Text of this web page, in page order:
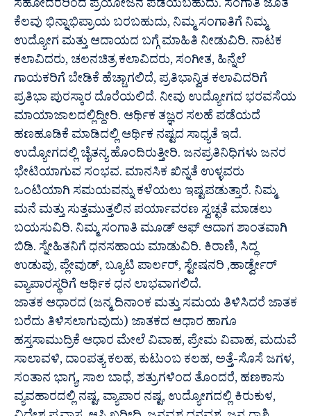
ಸಹೋದರರಿಂದ ಪ್ರಯೋಜನ ಪಡೆಯಬಹುದು. ಸಂಗಾತಿ ಜೊತೆ
ಕೆಲವು ಭಿನ್ನಾಭಿಪ್ರಾಯ ಬರಬಹುದು, ನಿಮ್ಮ ಸಂಗಾತಿಗೆ ನಿಮ್ಮ
ಉದ್ಯೋಗ ಮತ್ತು ಆದಾಯದ ಬಗ್ಗೆ ಮಾಹಿತಿ ನೀಡುವಿರಿ. ನಾಟಕ
ಕಲಾವಿದರು, ಚಲನಚಿತ್ರ ಕಲಾವಿದರು, ಸಂಗೀತ, ಹಿನ್ನೆಲೆ
ಗಾಯಕರಿಗೆ ಬೇಡಿಕೆ ಹೆಚ್ಚಾಗಲಿದೆ, ಪ್ರತಿಭಾನ್ವಿತ ಕಲಾವಿದರಿಗೆ
ಪ್ರತಿಭಾ ಪುರಸ್ಕಾರ ದೊರೆಯಲಿದೆ. ನೀವು ಉದ್ಯೋಗದ ಭರವಸೆಯ
ಮಾಯಾಜಾಲದಲ್ಲಿದ್ದೀರಿ. ಆರ್ಥಿಕ ತಜ್ಞರ ಸಲಹೆ ಪಡೆಯದೆ
ಹಣಹೂಡಿಕೆ ಮಾಡಿದಲ್ಲಿ ಆರ್ಥಿಕ ನಷ್ಟದ ಸಾಧ್ಯತೆ ಇದೆ.
ಉದ್ಯೋಗದಲ್ಲಿ ಚೈತನ್ಯ ಹೊಂದಿರುತ್ತೀರಿ. ಜನಪ್ರತಿನಿಧಿಗಳು ಜನರ
ಭೇಟಿಯಾಗುವ ಸಂಭವ. ಮಾನಸಿಕ ಖಿನ್ನತೆ ಉಳ್ಳವರು
ಒಂಟಿಯಾಗಿ ಸಮಯವನ್ನು ಕಳೆಯಲು ಇಷ್ಟಪಡುತ್ತಾರೆ. ನಿಮ್ಮ
ಮನೆ ಮತ್ತು ಸುತ್ತಮುತ್ತಲಿನ ಪರ್ಯಾವರಣ ಸ್ವಚ್ಛತೆ ಮಾಡಲು
ಬಯಸುವಿರಿ. ನಿಮ್ಮ ಸಂಗಾತಿ ಮೂಡ್ ಆಫ್ ಆದಾಗ ಶಾಂತವಾಗಿ
ಬಿಡಿ. ಸ್ನೇಹಿತನಿಗೆ ಧನಸಹಾಯ ಮಾಡುವಿರಿ. ಕಿರಾಣಿ, ಸಿದ್ಧ
ಉಡುಪು, ಪ್ಲೇವುಡ್, ಬ್ಯೂಟಿ ಪಾರ್ಲರ್, ಸ್ಟೇಷನರಿ ,ಹಾರ್ಡ್ವೇರ್
ವ್ಯಾಪಾರಸ್ಥರಿಗೆ ಆರ್ಥಿಕ ಧನ ಲಾಭವಾಗಲಿದೆ.
ಜಾತಕ ಆಧಾರದ (ಜನ್ಮ ದಿನಾಂಕ ಮತ್ತು ಸಮಯ ತಿಳಿಸಿದರೆ ಜಾತಕ
ಬರೆದು ತಿಳಿಸಲಾಗುವುದು) ಜಾತಕದ ಆಧಾರ ಹಾಗೂ
ಹಸ್ತಸಾಮುದ್ರಿಕೆ ಆಧಾರ ಮೇಲೆ ವಿವಾಹ, ಪ್ರೇಮ ವಿವಾಹ, ಮದುವೆ
ಸಾಲಾವಳಿ, ದಾಂಪತ್ಯ ಕಲಹ, ಕುಟುಂಬ ಕಲಹ, ಅತ್ತೆ-ಸೊಸೆ ಜಗಳ,
ಸಂತಾನ ಭಾಗ್ಯ, ಸಾಲ ಬಾಧೆ, ಶತ್ರುಗಳಿಂದ ತೊಂದರೆ, ಹಣಕಾಸು
ವ್ಯವಹಾರದಲ್ಲಿ ನಷ್ಟ, ವ್ಯಾಪಾರ ನಷ್ಟ, ಉದ್ಯೋಗದಲ್ಲಿ ಕಿರುಕುಳ,